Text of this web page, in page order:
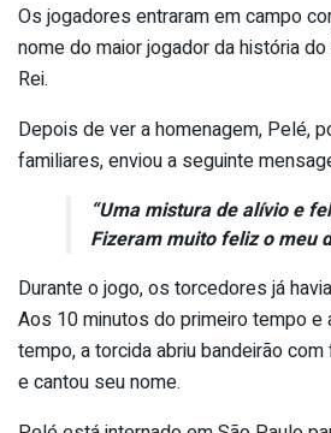
Os jogadores entraram em campo
nome do maior jogador da história
Rei.
Depois de ver a homenagem, Pelé,
familiares, enviou a seguinte
“Uma mistura de alívio e
Fizeram muito feliz o meu
Durante o jogo, os torcedores já
Aos 10 minutos do primeiro tempo
tempo, a torcida abriu bandeirão
e cantou seu nome.